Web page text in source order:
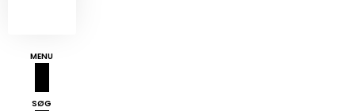
MENU
SØG